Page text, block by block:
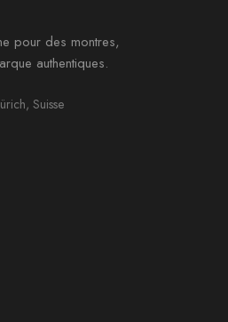
pour des montres,
authentiques.
Suisse